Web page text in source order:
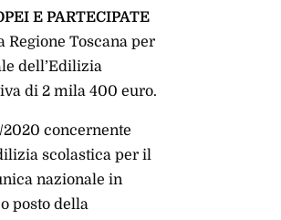
E PARTECIPATE
Regione Toscana per
dell’Edilizia
di 2 mila 400 euro.
concernente
scolastica per il
nazionale in
posto della